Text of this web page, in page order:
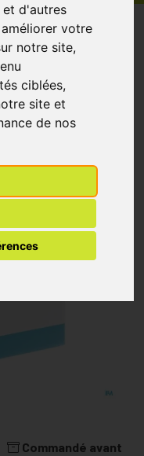
et d'autres
votre
notre site,
ciblées,
site et
de nos
Adhes
Commandé avant